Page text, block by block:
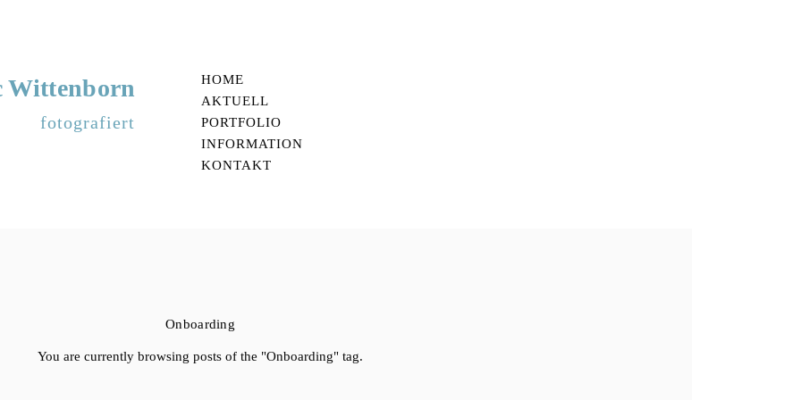
Wittenborn
fotografiert
HOME
AKTUELL
PORTFOLIO
INFORMATION
KONTAKT
Onboarding
You are currently browsing posts of the "Onboarding" tag.